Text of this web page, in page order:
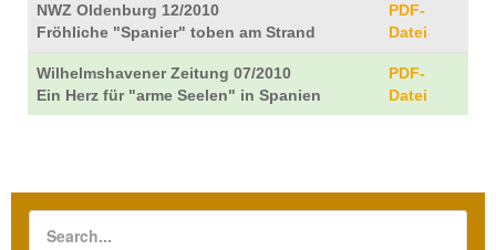
NWZ Oldenburg 12/2010
Fröhliche "Spanier" toben am Strand
PDF-
Datei
Wilhelmshavener Zeitung 07/2010
Ein Herz für "arme Seelen" in Spanien
PDF-
Datei